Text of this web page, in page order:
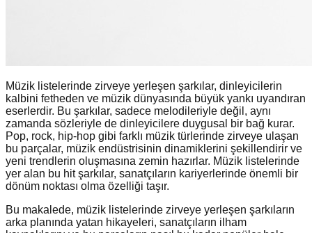
Müzik listelerinde zirveye yerleşen şarkılar, dinleyicilerin
kalbini fetheden ve müzik dünyasında büyük yankı uyandıran
eserlerdir. Bu şarkılar, sadece melodileriyle değil, aynı
zamanda sözleriyle de dinleyicilere duygusal bir bağ kurar.
Pop, rock, hip-hop gibi farklı müzik türlerinde zirveye ulaşan
bu parçalar, müzik endüstrisinin dinamiklerini şekillendirir ve
yeni trendlerin oluşmasına zemin hazırlar. Müzik listelerinde
yer alan bu hit şarkılar, sanatçıların kariyerlerinde önemli bir
dönüm noktası olma özelliği taşır.
Bu makalede, müzik listelerinde zirveye yerleşen şarkıların
arka planında yatan hikayeleri, sanatçıların ilham